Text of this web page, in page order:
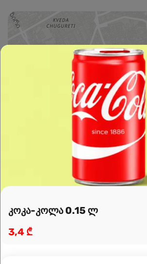
OpenFreeMap ©OpenMapTiles
მარშრუტის
კოკა-კოლა 0.15 ლ
3,4 ₾